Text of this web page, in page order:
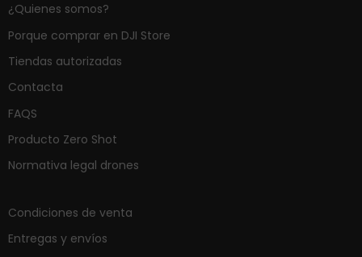
¿Quienes somos?
Porque comprar en DJI Store
Tiendas autorizadas
Contacta
FAQS
Producto Zero Shot
Normativa legal drones
Condiciones de venta
Entregas y envíos